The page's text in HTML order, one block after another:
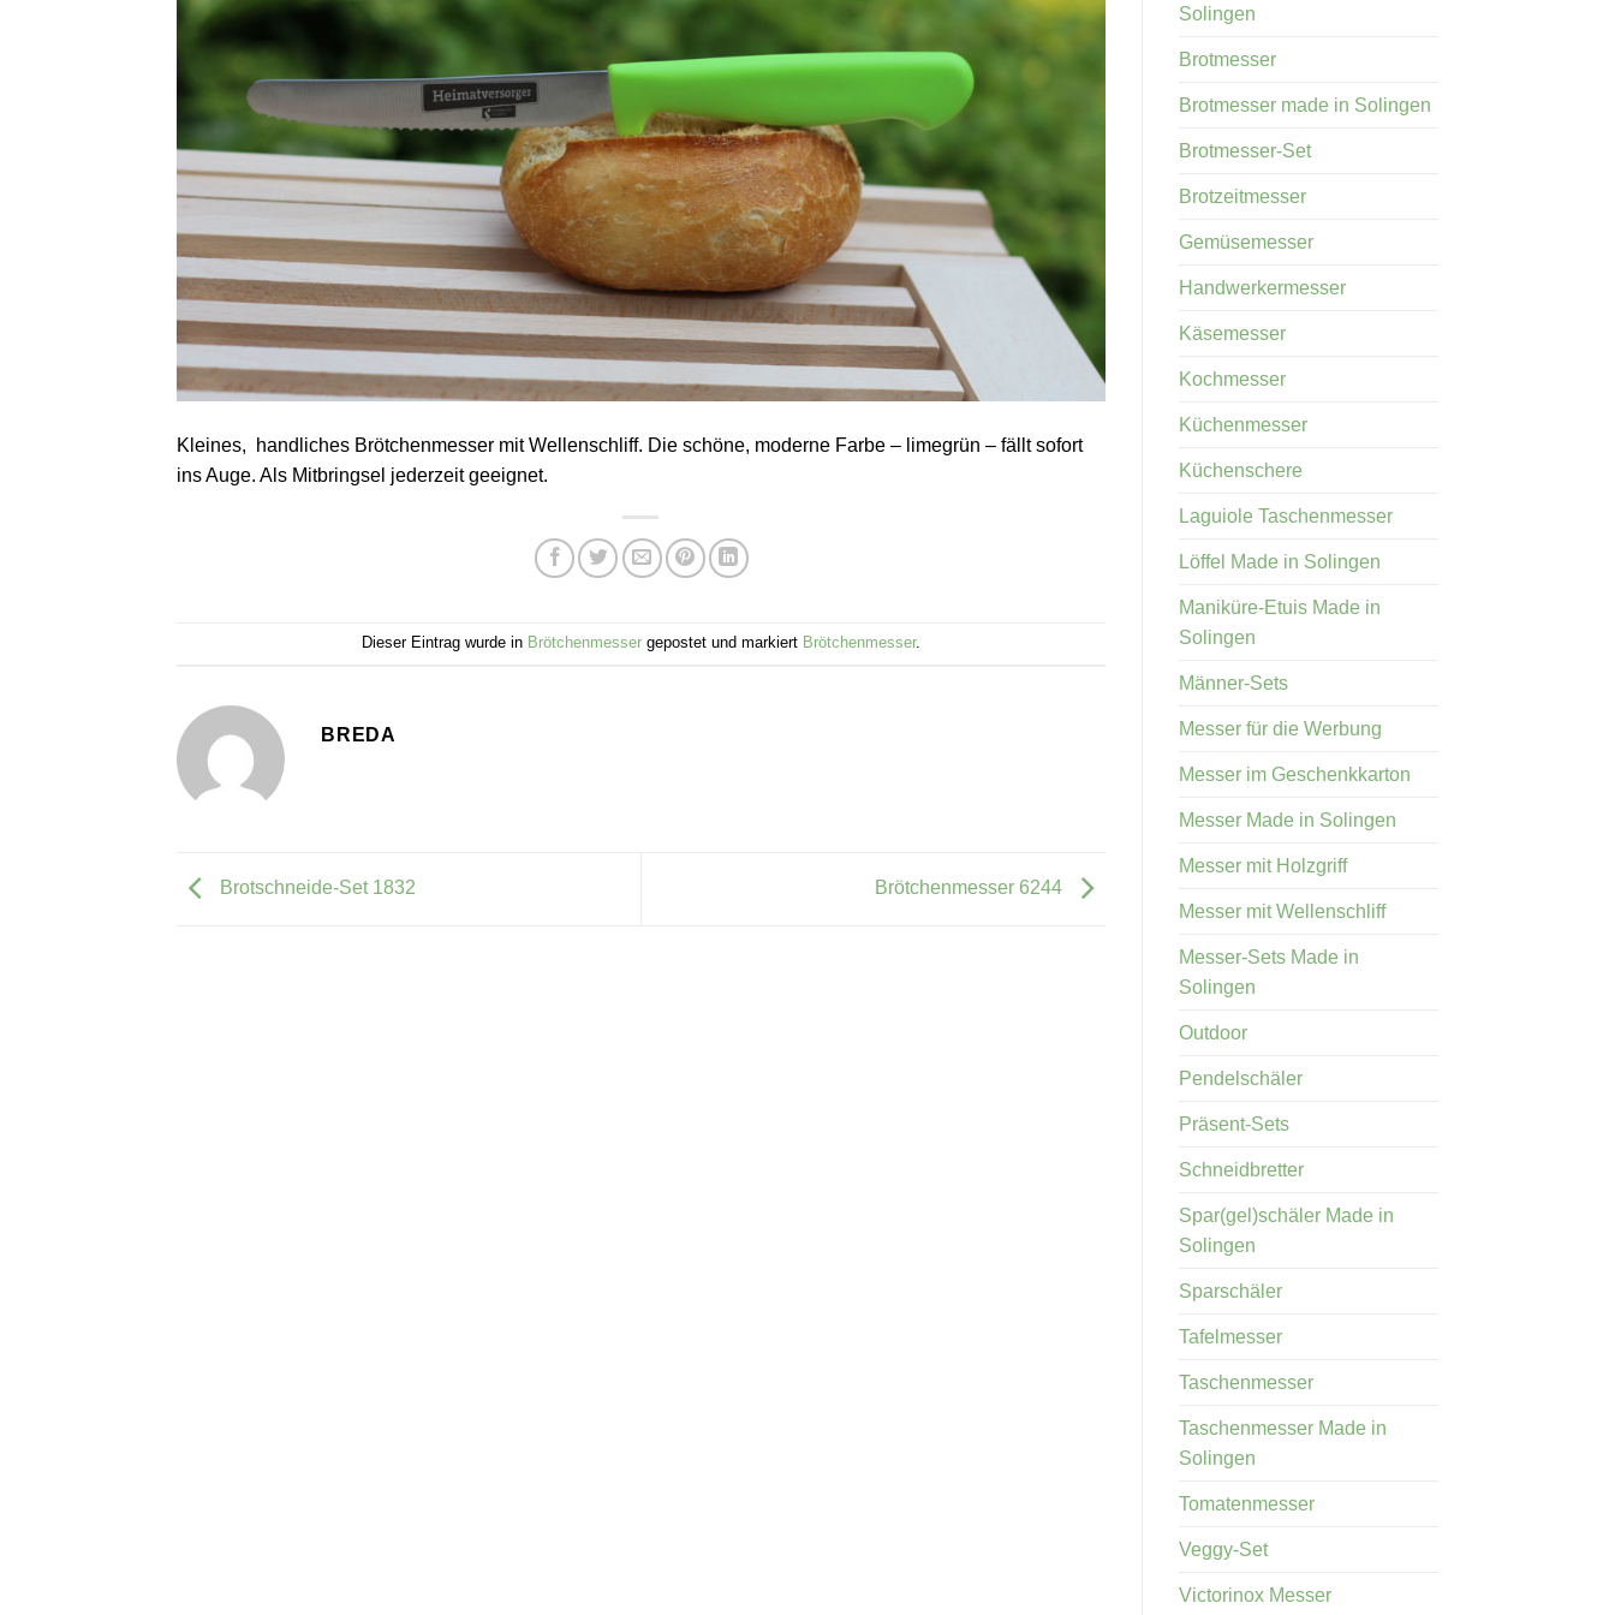
Kleines, handliches Brötchenmesser mit Wellenschliff. Die schöne, moderne Farbe – limegrün – fällt sofort
ins Auge. Als Mitbringsel jederzeit geeignet.
Dieser Eintrag wurde in Brötchenmessergepostet und markiert Brötchenmesser.
BREDA
Brotschneide-Set 1832 Brötchenmesser 6244
Solingen
Brotmesser
Brotmesser made in Solingen
Brotmesser-Set
Brotzeitmesser
Gemüsemesser
Handwerkermesser
Käsemesser
Kochmesser
Küchenmesser
Küchenschere
Laguiole Taschenmesser
Löffel Made in Solingen
Maniküre-Etuis Made in
Solingen
Männer-Sets
Messer für die Werbung
Messer im Geschenkkarton
Messer Made in Solingen
Messer mit Holzgriff
Messer mit Wellenschliff
Messer-Sets Made in
Solingen
Outdoor
Pendelschäler
Präsent-Sets
Schneidbretter
Spar(gel)schäler Made in
Solingen
Sparschäler
Tafelmesser
Taschenmesser
Taschenmesser Made in
Solingen
Tomatenmesser
Veggy-Set
Victorinox Messer